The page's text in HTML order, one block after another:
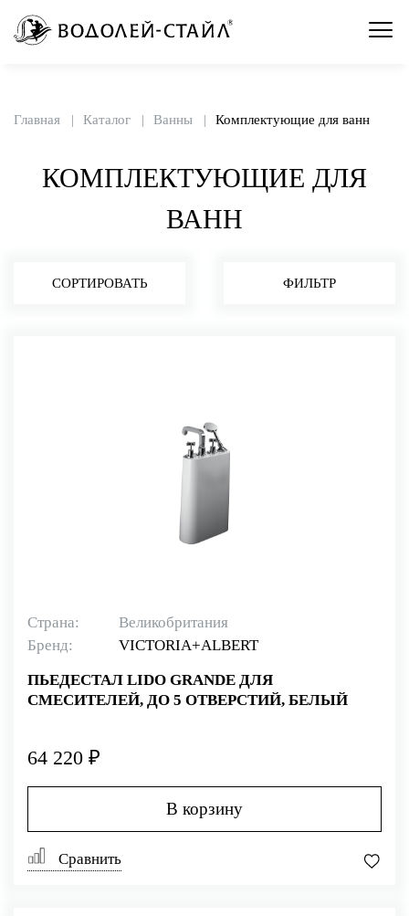
Главная Каталог Ванны Комплектующие для ванн
КОМПЛЕКТУЮЩИЕ ДЛЯ
ВАНН
СОРТИРОВАТЬ ФИЛЬТР
Страна:
Великобритания
Бренд:
VICTORIA+ALBERT
ПЬЕДЕСТАЛ LIDO GRANDE ДЛЯ
СМЕСИТЕЛЕЙ, ДО 5 ОТВЕРСТИЙ, БЕЛЫЙ
64 220 ₽
В корзину
Сравнить